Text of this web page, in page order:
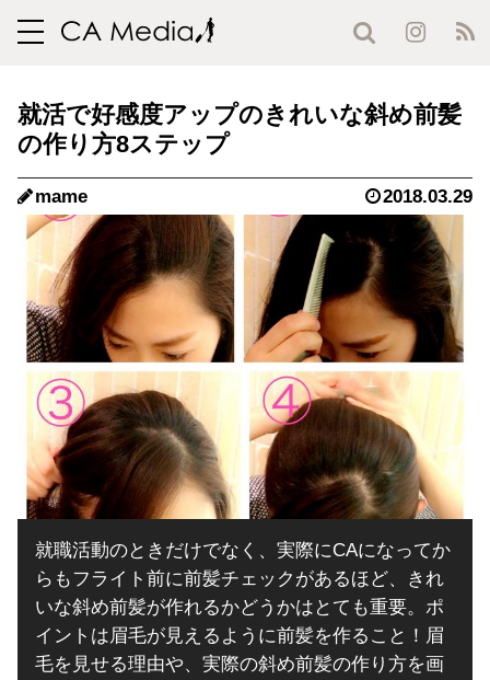
toggle
就活で好感度アップのきれいな斜め前髪
の作り方8ステップ
mame 2018.03.29
就職活動のときだけでなく、実際にCAになってか
らもフライト前に前髪チェックがあるほど、きれ
いな斜め前髪が作れるかどうかはとても重要。ポ
イントは眉毛が見えるように前髪を作ること！眉
毛を見せる理由や、実際の斜め前髪の作り方を画